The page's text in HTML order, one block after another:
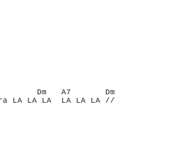
Dm   A7       Dm
LA LA LA  LA LA LA //